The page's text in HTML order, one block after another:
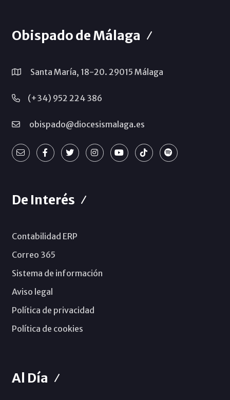
Obispado de Málaga
Santa María, 18-20. 29015 Málaga
(+34) 952 224 386
obispado@diocesismalaga.es
De Interés
Contabilidad ERP
Correo 365
Sistema de información
Aviso legal
Política de privacidad
Política de cookies
Al Día